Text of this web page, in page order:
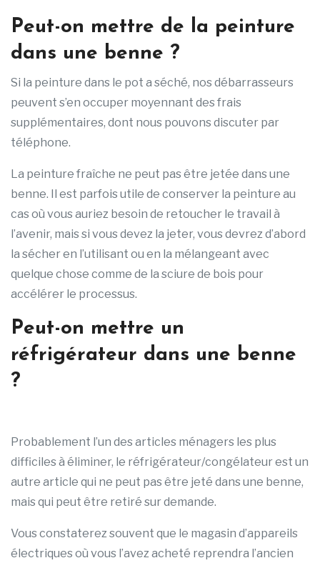
Peut-on mettre de la peinture
dans une benne ?
Si la peinture dans le pot a séché, nos débarrasseurs
peuvent s’en occuper moyennant des frais
supplémentaires, dont nous pouvons discuter par
téléphone.
La peinture fraîche ne peut pas être jetée dans une
benne. Il est parfois utile de conserver la peinture au
cas où vous auriez besoin de retoucher le travail à
l’avenir, mais si vous devez la jeter, vous devrez d’abord
la sécher en l’utilisant ou en la mélangeant avec
quelque chose comme de la sciure de bois pour
accélérer le processus.
Peut-on mettre un
réfrigérateur dans une benne
?
Probablement l’un des articles ménagers les plus
difficiles à éliminer, le réfrigérateur/congélateur est un
autre article qui ne peut pas être jeté dans une benne,
mais qui peut être retiré sur demande.
Vous constaterez souvent que le magasin d’appareils
électriques où vous l’avez acheté reprendra l’ancien